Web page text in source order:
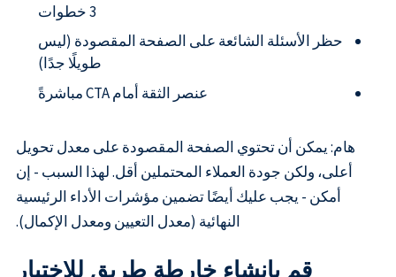
3 خطوات
حظر الأسئلة الشائعة على الصفحة المقصودة (ليس
طويلًا جدًا)
عنصر الثقة أمام CTA مباشرةً
هام: يمكن أن تحتوي الصفحة المقصودة على معدل تحويل
أعلى، ولكن جودة العملاء المحتملين أقل. لهذا السبب - إن
أمكن - يجب عليك أيضًا تضمين مؤشرات الأداء الرئيسية
النهائية (معدل التعيين ومعدل الإكمال).
قم بإنشاء خارطة طريق للاختبار